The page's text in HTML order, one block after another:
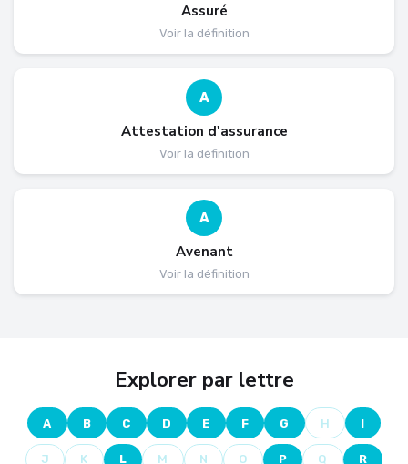
Assuré
Voir la définition
A
Attestation d'assurance
Voir la définition
A
Avenant
Voir la définition
Explorer par lettre
A B C D E F G H I
J K L M N O P Q R